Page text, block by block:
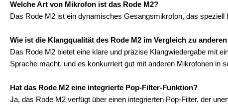
Welche Art von Mikrofon ist das Rode M2?
Das Rode M2 ist ein dynamisches Gesangsmikrofon, das
Wie ist die Klangqualität des Rode M2 im Vergleich zu
Das Rode M2 bietet eine klare und präzise Klangwiedergabe mit
Sprache macht, und es konkurriert gut mit anderen Mikrofonen in
Hat das Rode M2 eine integrierte Pop-Filter-Funktion?
Ja, das Rode M2 verfügt über einen integrierten Pop-Filter, der